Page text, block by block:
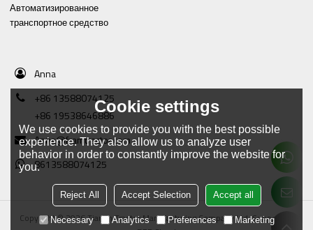
Автоматизированное
транспортное средство
Anna
+86 13588074125
+86 19538646886
Anna@framtractor.com
8613588074125
Copyright © 2026Tianjin Tractor Manufacturing Company Ltd.Support By
Cookie settings
We use cookies to provide you with the best possible
experience. They also allow us to analyze user
behavior in order to constantly improve the website for
you.
Reject All Accept Selection Accept all
Necessary Analytics Preferences Marketing